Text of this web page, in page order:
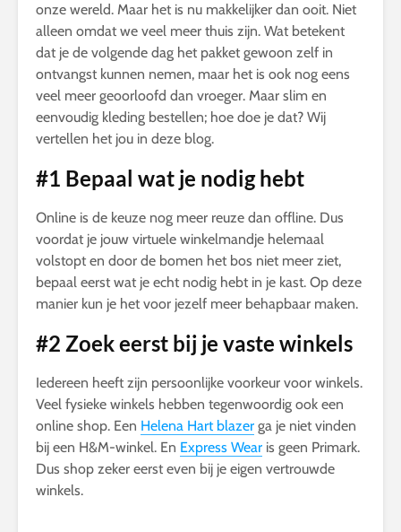
onze wereld. Maar het is nu makkelijker dan ooit. Niet
alleen omdat we veel meer thuis zijn. Wat betekent
dat je de volgende dag het pakket gewoon zelf in
ontvangst kunnen nemen, maar het is ook nog eens
veel meer geoorloofd dan vroeger. Maar slim en
eenvoudig kleding bestellen; hoe doe je dat? Wij
vertellen het jou in deze blog.
#1 Bepaal wat je nodig hebt
Online is de keuze nog meer reuze dan offline. Dus
voordat je jouw virtuele winkelmandje helemaal
volstopt en door de bomen het bos niet meer ziet,
bepaal eerst wat je echt nodig hebt in je kast. Op deze
manier kun je het voor jezelf meer behapbaar maken.
#2 Zoek eerst bij je vaste winkels
Iedereen heeft zijn persoonlijke voorkeur voor winkels.
Veel fysieke winkels hebben tegenwoordig ook een
online shop. Een Helena Hart blazer ga je niet vinden
bij een H&M-winkel. En Express Wear is geen Primark.
Dus shop zeker eerst even bij je eigen vertrouwde
winkels.